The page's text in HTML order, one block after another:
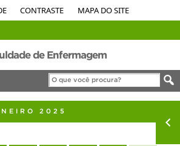
CONTRASTE MAPA DO SITE
de Enfermagem
2025